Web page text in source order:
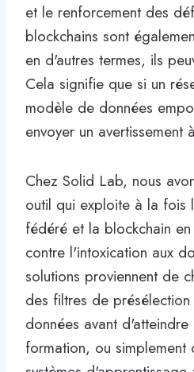
et le renforcement des
blockchains sont
en d'autres termes, ils
Cela signifie que si un
modèle de données
envoyer un avertissement
Chez Solid Lab, nous
outil qui exploite à la fois
fédéré et la blockchain
contre l'intoxication aux
solutions proviennent de
des filtres de
données avant
formation, ou simplement